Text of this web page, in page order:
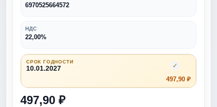
6970525664572
НДС
22,00%
СРОК ГОДНОСТИ
10.01.2027
497,90 ₽
✓
497,90 ₽